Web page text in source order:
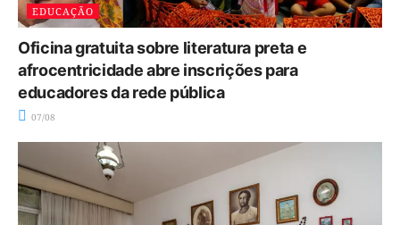
EDUCAÇÃO
Oficina gratuita sobre literatura preta e
afrocentricidade abre inscrições para
educadores da rede pública
07/08